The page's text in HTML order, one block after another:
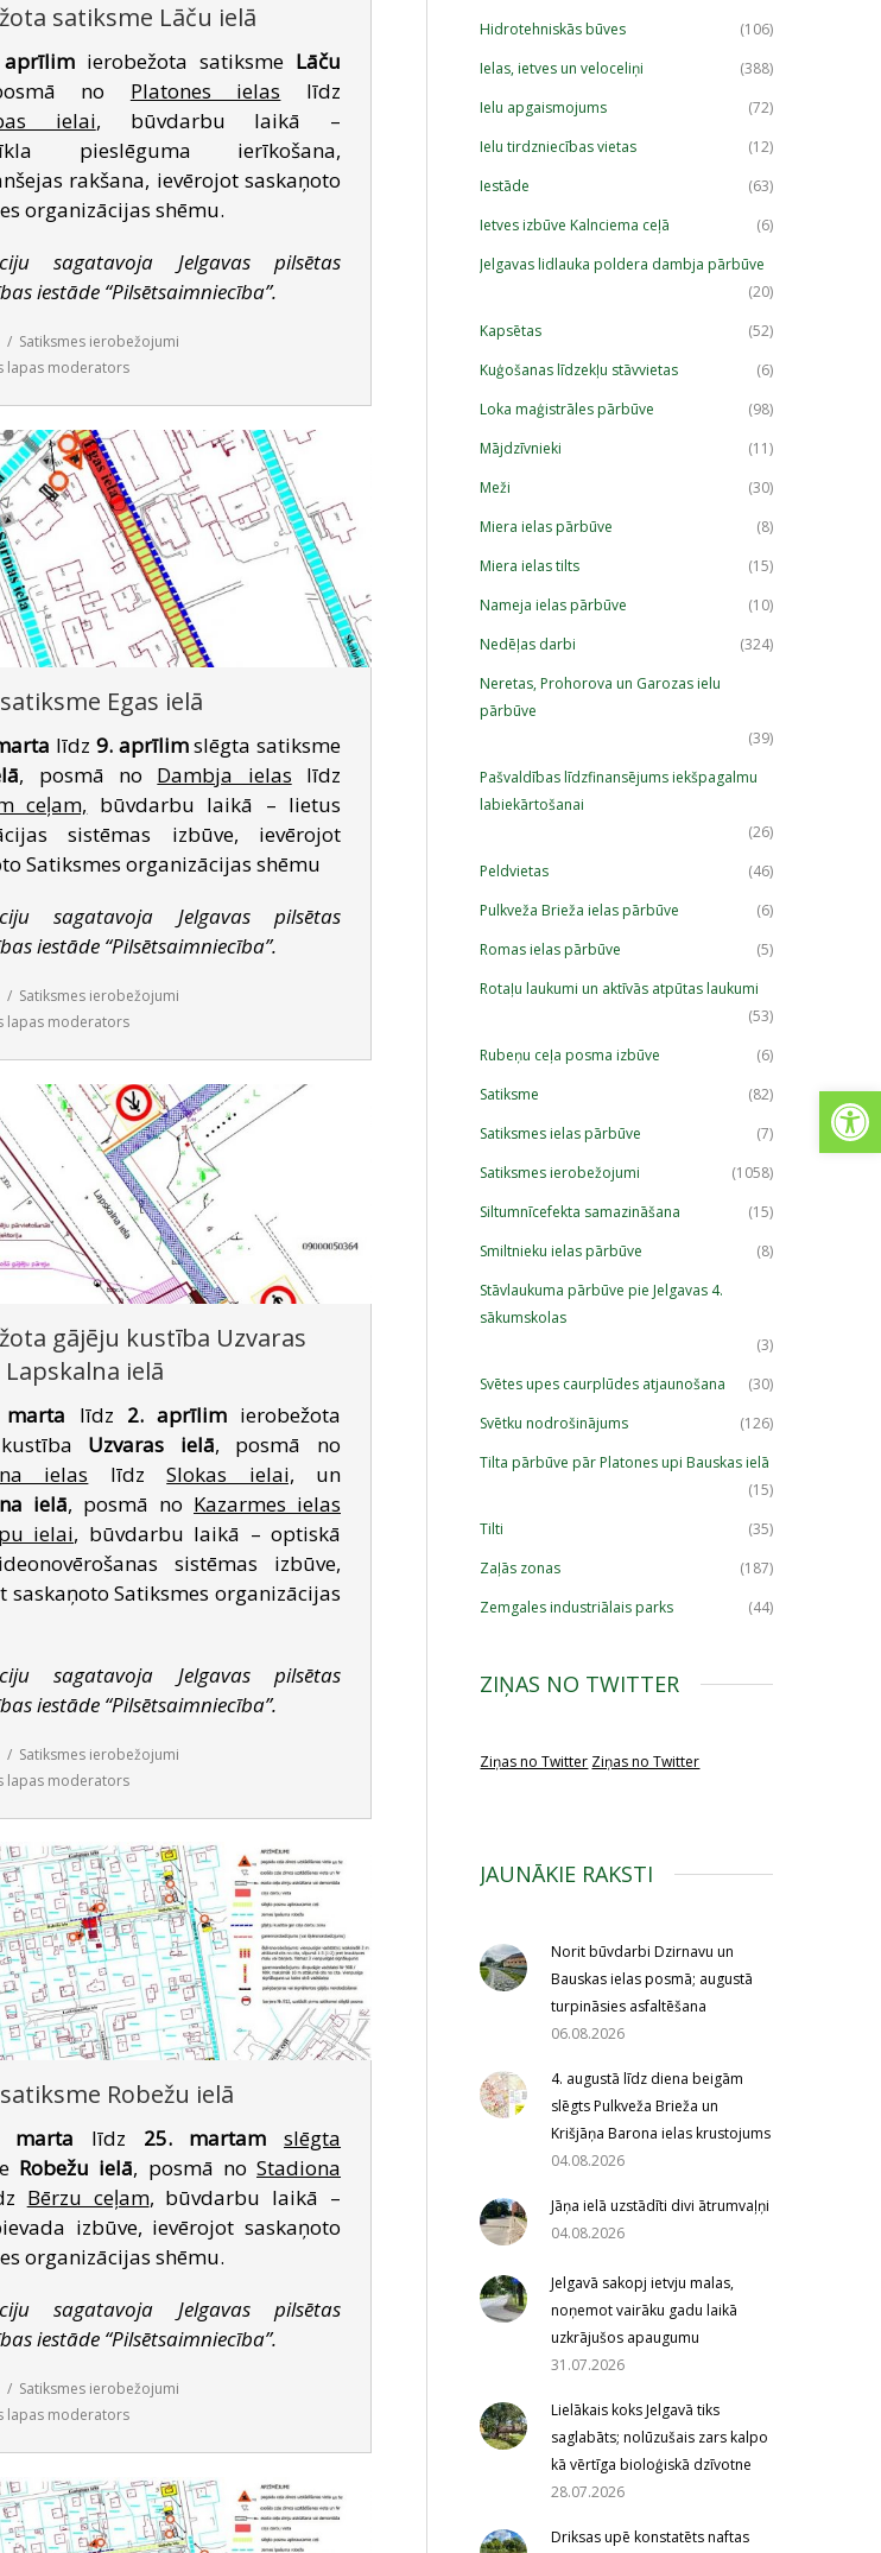
satiksme Lāču ielā
ierobežota satiksme Lāču
no Platones ielas līdz
ielai, būvdarbu laikā –
pieslēguma ierīkošana,
rakšana, ievērojot saskaņoto
organizācijas shēmu.
sagatavoja Jelgavas pilsētas
iestāde “Pilsētsaimniecība”.
Satiksmes ierobežojumi
lapas moderators
Egas ielā
līdz 9. aprīlimslēgta satiksme
, posmā no Dambja ielas līdz
ceļam, būvdarbu laikā – lietus
sistēmas izbūve, ievērojot
Satiksmes organizācijas shēmu
sagatavoja Jelgavas pilsētas
iestāde “Pilsētsaimniecība”.
Satiksmes ierobežojumi
lapas moderators
gājēju kustība Uzvaras
ielā
līdz 2. aprīlimierobežota
Uzvaras ielā, posmā no
ielas līdzSlokas ielai, un
ielā, posmā no Kazarmes ielas
ielai, būvdarbu laikā – optiskā
sistēmas izbūve,
saskaņoto Satiksmes organizācijas
sagatavoja Jelgavas pilsētas
iestāde “Pilsētsaimniecība”.
Satiksmes ierobežojumi
lapas moderators
Robežu ielā
marta līdz 25. martam
slēgta
Robežu ielā, posmā noStadiona
Bērzu ceļam, būvdarbu laikā –
izbūve, ievērojot saskaņoto
organizācijas shēmu.
sagatavoja Jelgavas pilsētas
iestāde “Pilsētsaimniecība”.
Satiksmes ierobežojumi
lapas moderators
Hidrotehniskās būves
(106)
Ielas, ietves un veloceliņi
(388)
Ielu apgaismojums
(72)
Ielu tirdzniecības vietas
(12)
Iestāde
(63)
Ietves izbūve Kalnciema ceļā
(6)
Jelgavas lidlauka poldera dambja pārbūve
(20)
Kapsētas
(52)
Kuģošanas līdzekļu stāvvietas
(6)
Loka maģistrāles pārbūve
(98)
Mājdzīvnieki
(11)
Meži
(30)
Miera ielas pārbūve
(8)
Miera ielas tilts
(15)
Nameja ielas pārbūve
(10)
Nedēļas darbi
(324)
Neretas, Prohorova un Garozas ielu
pārbūve
(39)
Pašvaldības līdzfinansējums iekšpagalmu
labiekārtošanai
(26)
Peldvietas
(46)
Pulkveža Brieža ielas pārbūve
(6)
Romas ielas pārbūve
(5)
Rotaļu laukumi un aktīvās atpūtas laukumi
(53)
Rubeņu ceļa posma izbūve
(6)
Satiksme
(82)
Satiksmes ielas pārbūve
(7)
Satiksmes ierobežojumi
(1058)
Siltumnīcefekta samazināšana
(15)
Smiltnieku ielas pārbūve
(8)
Stāvlaukuma pārbūve pie Jelgavas 4.
sākumskolas
(3)
Svētes upes caurplūdes atjaunošana
(30)
Svētku nodrošinājums
(126)
Tilta pārbūve pār Platones upi Bauskas ielā
(15)
Tilti
(35)
Zaļās zonas
(187)
Zemgales industriālais parks
(44)
ZIŅAS NO TWITTER
Ziņas no Twitter Ziņas no Twitter
JAUNĀKIE RAKSTI
Norit būvdarbi Dzirnavu un
Bauskas ielas posmā; augustā
turpināsies asfaltēšana
06.08.2026
4. augustā līdz diena beigām
slēgts Pulkveža Brieža un
Krišjāņa Barona ielas krustojums
04.08.2026
Jāņa ielā uzstādīti divi ātrumvaļņi
04.08.2026
Jelgavā sakopj ietvju malas,
noņemot vairāku gadu laikā
uzkrājušos apaugumu
31.07.2026
Lielākais koks Jelgavā tiks
saglabāts; nolūzušais zars kalpo
kā vērtīga bioloģiskā dzīvotne
28.07.2026
Driksas upē konstatēts naftas